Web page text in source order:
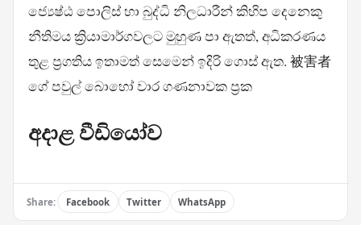
ජ්‍යෙෂ්ඨ පොලිස් හා බුද්ධි නිලධාරීන් කිහිප දෙනෙකු
නීතිමය ක්‍රියාමාර්ගවලට මුහුණ පා ඇතත්, අධිකරණය
තුළ ප්‍රගතිය ඉතාමත් සෙමෙන් ඉදිරි ගොස් ඇත. 被害者
ගේ පවුල් බොහෝ වාර ගණනාවක ප්‍රක
අදාළ වීඩියෝව
Share: Facebook Twitter WhatsApp